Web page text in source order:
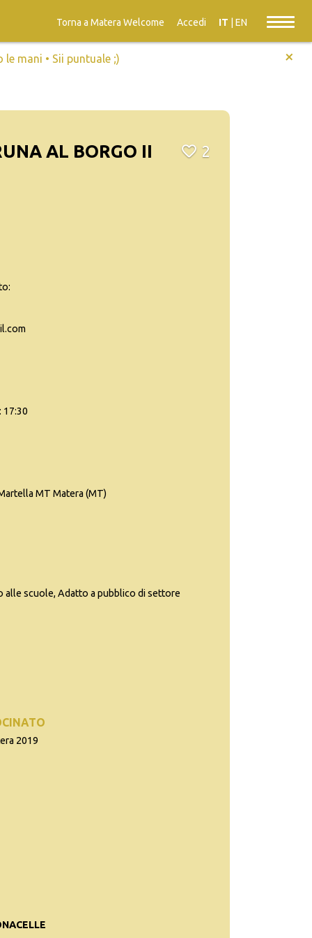
Torna a Matera Welcome Accedi IT EN
le mani • Sii puntuale ;) +
AL BORGO II
2
17:30
MT Matera (MT)
alle scuole, Adatto a pubblico di settore
2019